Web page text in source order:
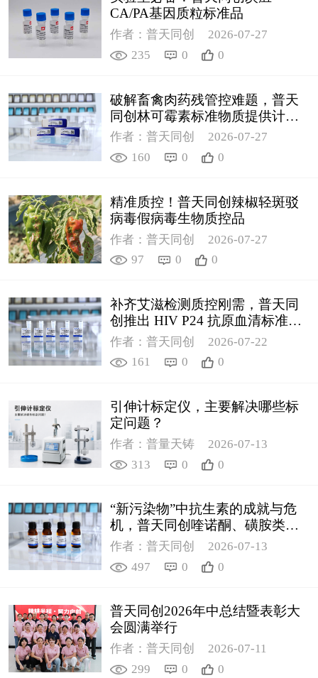
CA/PA基因质粒标准品
作者：普天同创
2026-07-27
235
0 0
破解畜禽肉药残管控难题，普天
同创林可霉素标准物质提供计量
支撑
作者：普天同创
2026-07-27
160
0 0
精准质控！普天同创辣椒轻斑驳
病毒假病毒生物质控品
作者：普天同创
2026-07-27
97
0 0
补齐艾滋检测质控刚需，普天同
创推出 HIV P24 抗原血清标准物
质
作者：普天同创
2026-07-22
161
0 0
引伸计标定仪，主要解决哪些标
定问题？
作者：普量天铸
2026-07-13
313
0 0
“新污染物”中抗生素的成就与危
机，普天同创喹诺酮、磺胺类质
控新品筑牢环境安全防线
作者：普天同创
2026-07-13
497
0 0
普天同创2026年中总结暨表彰大
会圆满举行
作者：普天同创
2026-07-11
299
0 0